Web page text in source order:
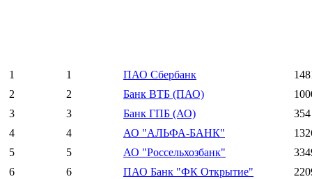
1 1 ПАО Сбербанк
2
2 Банк ВТБ (ПАО)
3
3 Банк ГПБ (АО)
354
4
4 АО "АЛЬФА-БАНК"
5
5 АО "Россельхозбанк"
6
6 ПАО Банк "ФК Открытие"